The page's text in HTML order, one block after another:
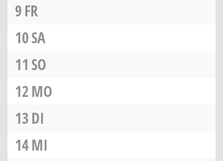
9FR
10SA
11 SO
12MO
13DI
14MI